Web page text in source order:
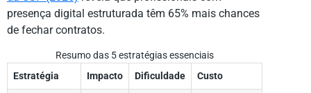
presença digital estruturada têm 65% mais chances
de fechar contratos.
Resumo das 5 estratégias essenciais
Estratégia
Impacto Dificuldade Custo